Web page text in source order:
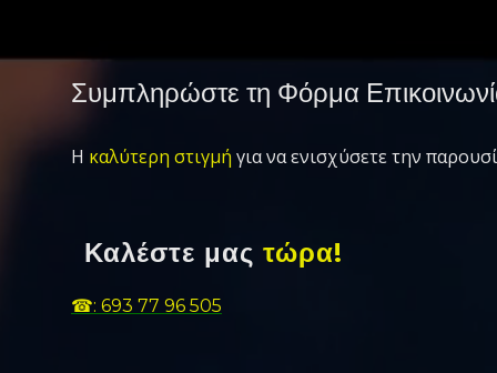
Συμπληρώστε τη Φόρμα
Η καλύτερη στιγμή για να ενισχύσετε την
Καλέστε μας τώρα!
☎: 693 77 96 505